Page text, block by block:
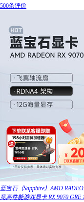
500条评价
蓝宝石（Sapphire）AMD
竞高性能游戏显卡 RX 9070 GRE